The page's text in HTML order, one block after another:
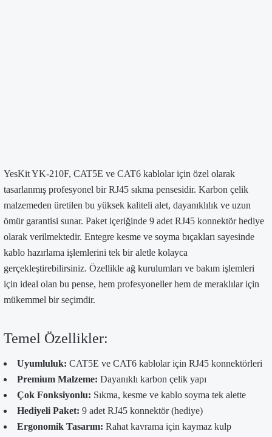
YesKit YK-210F, CAT5E ve CAT6 kablolar için özel olarak
tasarlanmış profesyonel bir RJ45 sıkma pensesidir. Karbon çelik
malzemeden üretilen bu yüksek kaliteli alet, dayanıklılık ve uzun
ömür garantisi sunar. Paket içeriğinde 9 adet RJ45 konnektör hediye
olarak verilmektedir. Entegre kesme ve soyma bıçakları sayesinde
kablo hazırlama işlemlerini tek bir aletle kolayca
gerçekleştirebilirsiniz. Özellikle ağ kurulumları ve bakım işlemleri
için ideal olan bu pense, hem profesyoneller hem de meraklılar için
mükemmel bir seçimdir.
Temel Özellikler:
Uyumluluk: CAT5E ve CAT6 kablolar için RJ45 konnektörleri
Premium Malzeme: Dayanıklı karbon çelik yapı
Çok Fonksiyonlu: Sıkma, kesme ve kablo soyma tek alette
Hediyeli Paket: 9 adet RJ45 konnektör (hediye)
Ergonomik Tasarım: Rahat kavrama için kaymaz kulp